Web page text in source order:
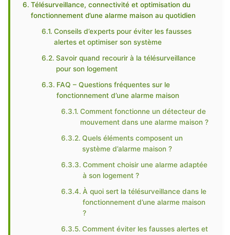
Télésurveillance, connectivité et optimisation du
fonctionnement d’une alarme maison au quotidien
Conseils d’experts pour éviter les fausses
alertes et optimiser son système
Savoir quand recourir à la télésurveillance
pour son logement
FAQ – Questions fréquentes sur le
fonctionnement d’une alarme maison
Comment fonctionne un détecteur de
mouvement dans une alarme maison ?
Quels éléments composent un
système d’alarme maison ?
Comment choisir une alarme adaptée
à son logement ?
À quoi sert la télésurveillance dans le
fonctionnement d’une alarme maison
?
Comment éviter les fausses alertes et